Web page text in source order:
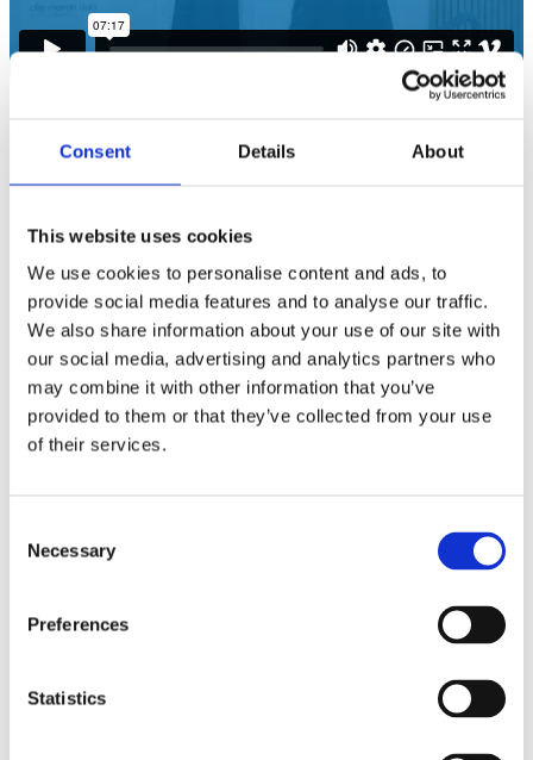
Consent Details About
This website uses cookies
We use cookies to personalise content and ads, to
provide social media features and to analyse our traffic.
We also share information about your use of our site with
our social media, advertising and analytics partners who
may combine it with other information that you’ve
provided to them or that they’ve collected from your use
of their services.
Selection
Necessary
Preferences
Statistics
Cathrine
Klinikassistent